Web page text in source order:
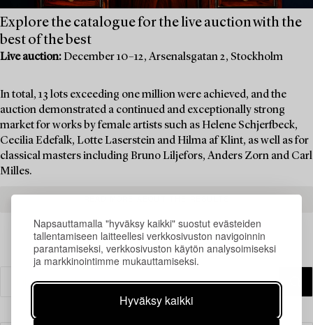
Napsauttamalla "hyväksy kaikki" suostut evästeiden
tallentamiseen laitteellesi verkkosivuston navigoinnin
parantamiseksi, verkkosivuston käytön analysoimiseksi
ja markkinointimme mukauttamiseksi.
Hyväksy kaikki
Explore the catalogue for the live auction with the
best of the best
Live auction: December 10–12, Arsenalsgatan 2, Stockholm
In total, 13 lots exceeding one million were achieved, and the
auction demonstrated a continued and exceptionally strong
market for works by female artists such as Helene Schjerfbeck,
Cecilia Edefalk, Lotte Laserstein and Hilma af Klint, as well as for
classical masters including Bruno Liljefors, Anders Zorn and Carl
Milles.